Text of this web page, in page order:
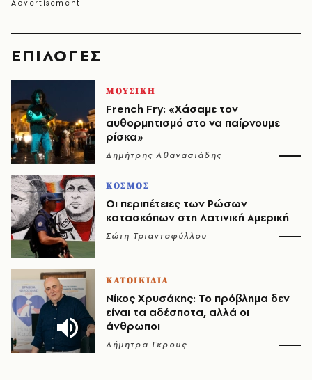
EΠΙΛΟΓΈΣ
ΜΟΥΣΙΚΗ
French Fry: «Χάσαμε τον
αυθορμητισμό στο να παίρνουμε
ρίσκα»
Δημήτρης Αθανασιάδης
ΚΟΣΜΟΣ
Οι περιπέτειες των Ρώσων
κατασκόπων στη Λατινική Αμερική
Σώτη Τριανταφύλλου
ΚΑΤΟΙΚΙΔΙΑ
Νίκος Χρυσάκης: Το πρόβλημα δεν
είναι τα αδέσποτα, αλλά οι
άνθρωποι
Δήμητρα Γκρους